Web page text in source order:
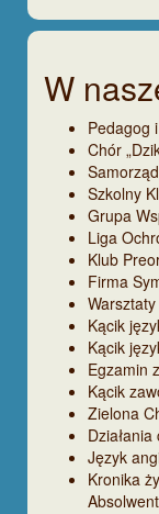
W
Pedagog
Chór
Szkolny
Grupa
Liga
Klub
Firma
Kącik
Kącik
Egzamin
Kącik
Zielona
Język
Kronika